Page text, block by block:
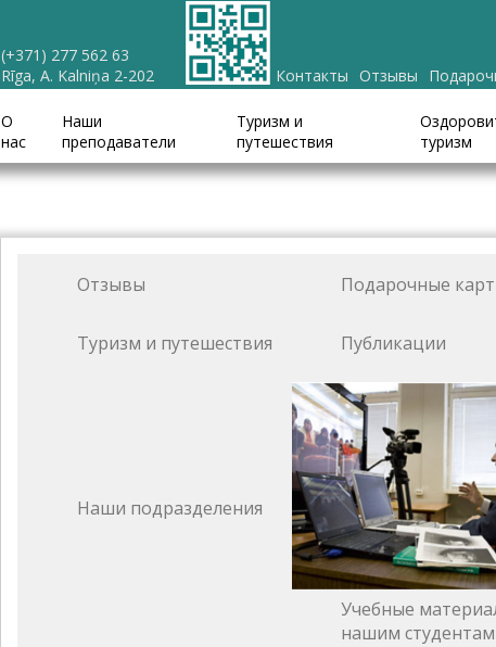
(+371) 277 562 63
Rīga, A. Kalniņa 2-202
Контакты Отзывы
О
нас
Наши
преподаватели
Туризм и
путешествия
туризм
Отзывы Подарочные
Туризм и путешествия Публикации
Наши подразделения
Учебные
нашим студентам